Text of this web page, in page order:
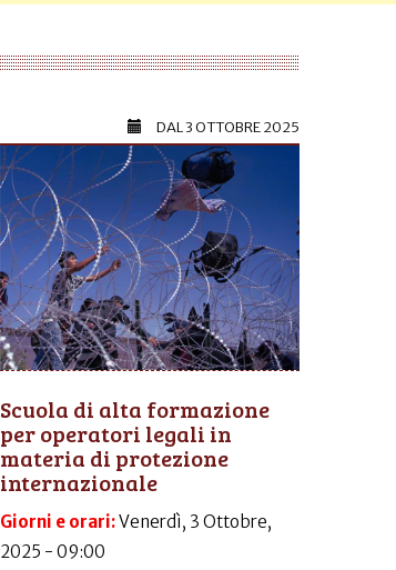
DAL3 OTTOBRE 2025
Scuola di alta formazione
per operatori legali in
materia di protezione
internazionale
Giorni e orari:Venerdì, 3 Ottobre,
2025 - 09:00